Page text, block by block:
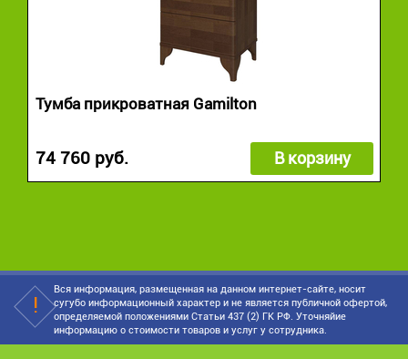
Тумба прикроватная Gamilton
74 760 руб. В корзину
Вся информация, размещенная на данном интернет-сайте, носит
сугубо информационный характер и не является публичной офертой,
определяемой положениями Статьи 437 (2) ГК РФ. Уточняйие
информацию о стоимости товаров и услуг у сотрудника.